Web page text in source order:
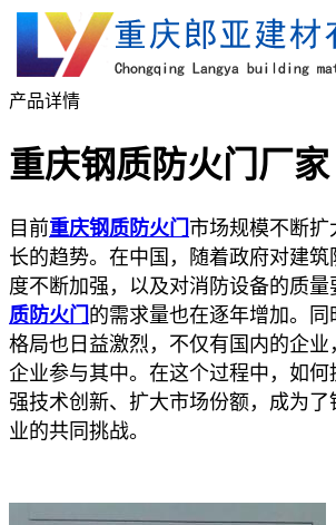
产品详情
重庆钢质防火门厂家
目前重庆钢质防火门 市场规模不断
长的趋势。在中国，随着政府对建
度不断加强，以及对消防设备的质量
质防火门 的需求量也在逐年增加。
格局也日益激烈，不仅有国内的企业
企业参与其中。在这个过程中，如何
强技术创新、扩大市场份额，成为
业的共同挑战。